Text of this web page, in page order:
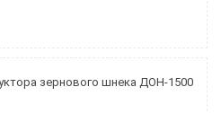
зернового шнека ДОН-1500